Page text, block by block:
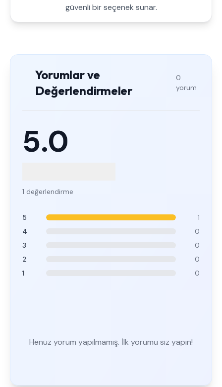
güvenli bir seçenek sunar.
Yorumlar ve
Değerlendirmeler
0
yorum
5.0
1 değerlendirme
5
1
4
0
3
0
2
0
1
0
Henüz yorum yapılmamış. İlk yorumu siz yapın!